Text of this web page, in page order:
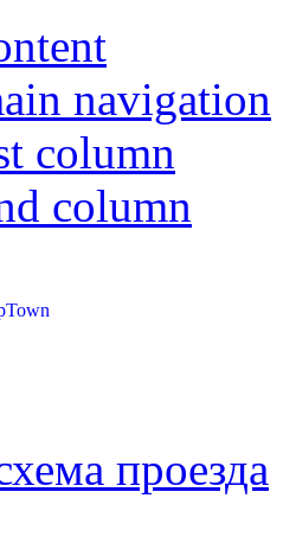
navigation
column
column
проезда